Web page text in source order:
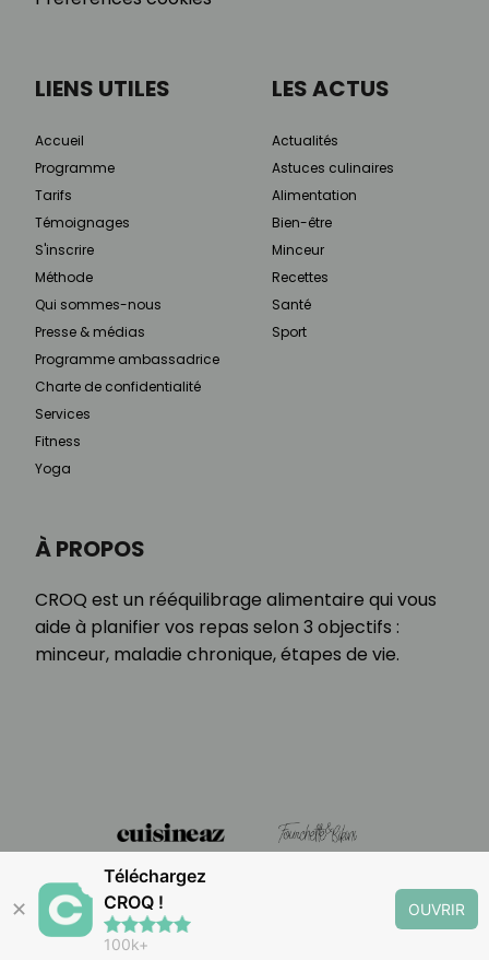
À PROPOS
CROQ est un rééquilibrage alimentaire qui vous
aide à planifier vos repas selon 3 objectifs :
minceur, maladie chronique, étapes de vie.
LIENS UTILES
Accueil
Programme
Tarifs
Témoignages
S'inscrire
Méthode
Qui sommes-nous
Presse & médias
Programme ambassadrice
Charte de confidentialité
Services
Fitness
Yoga
LES ACTUS
Actualités
Astuces culinaires
Alimentation
Bien-être
Minceur
Recettes
Santé
Sport
✕
Téléchargez
CROQ !
100k+
OUVRIR